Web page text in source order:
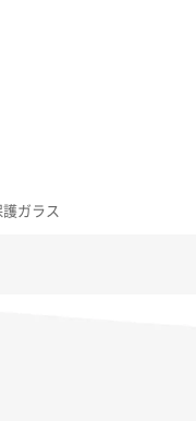
ガラス